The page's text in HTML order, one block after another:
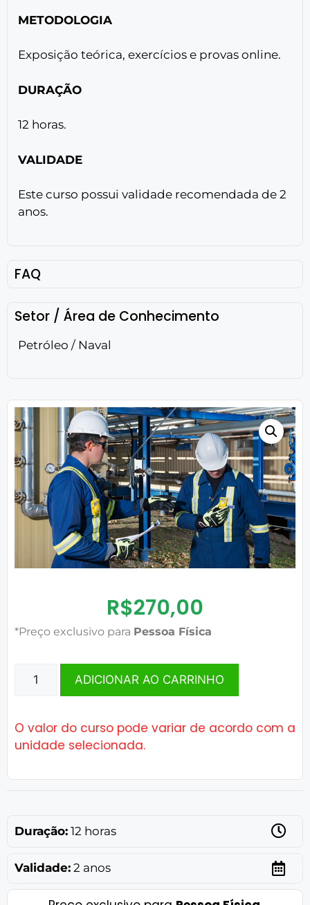
METODOLOGIA
Exposição teórica, exercícios e provas online.
DURAÇÃO
12 horas.
VALIDADE
Este curso possui validade recomendada de 2
anos.
FAQ
Setor / Área de Conhecimento
Petróleo / Naval
R$270,00
*Preço exclusivo para Pessoa Física
ADICIONAR AO CARRINHO
O valor do curso pode variar de acordo com a
unidade selecionada.
Duração: 12 horas
Validade: 2 anos